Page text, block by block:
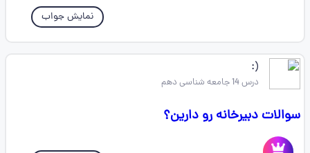
نمایش جواب
(: ‌‌‌‌‌
درس 14 جامعه شناسی دهم
سوالات دبیرخانه رو دارین؟